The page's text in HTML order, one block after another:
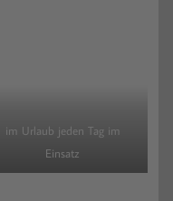
im Urlaub jeden Tag im
Einsatz